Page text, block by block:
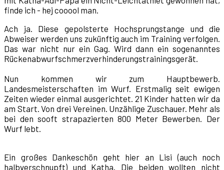
finde ich - hej cooool man.
Ach ja. Diese gepolsterte Hochsprungstange und die
Abweiser werden uns zukünftig auch im Training verfolgen.
Das war nicht nur ein Gag. Wird dann ein sogenanntes
Rückenabwurfschmerzverhinderungstrainingsgerät.
Nun kommen wir zum Hauptbewerb.
Landesmeisterschaften im Wurf. Erstmalig seit ewigen
Zeiten wieder einmal ausgerichtet. 21 Kinder hatten wir da
am Start. Von drei Vereinen. Unzählige Zuschauer. Mehr als
bei den sooft strapazierten 800 Meter Bewerben. Der
Wurf lebt.
Ein großes Dankeschön geht hier an Lisi (auch noch
halbverschnupft) und Katha. Die beiden wollten nicht